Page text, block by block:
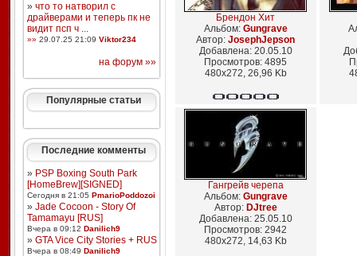
» что то натворил с
драйверами и теперь пк не
видит псп ч ...
»» 29.07.25 21:09 Viktor234
на форум »»
Популярные статьи
Последние комменты
» PSP Boxing South Park
[HomeBrew][SIGNED]
Сегодня в 21:05 PmarioPoddozoi
» Jade Cocoon - Story Of
Tamamayu [RUS]
Вчера в 09:12 Danilich9
» GTA Vice City Stories + RUS
Вчера в 08:49 Danilich9
Брендон Хит
Альбом: Gungrave
Автор: JosephJepson
Добавлена: 20.05.10
Просмотров: 4895
480x272, 26,96 Kb
Гангрейв черепа
Альбом: Gungrave
Автор: DJtree
Добавлена: 25.05.10
Просмотров: 2942
480x272, 14,63 Kb